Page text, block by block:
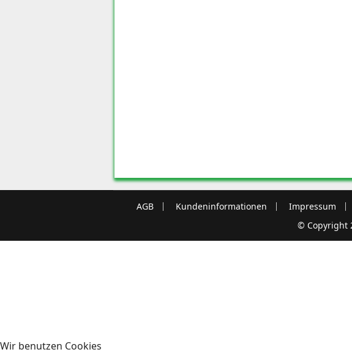
AGB Kundeninformationen Impressum
© Copyright
Wir benutzen Cookies